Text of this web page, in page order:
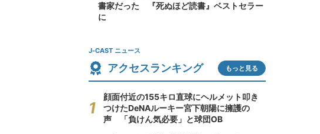
書家だった 『死ぬほど読書』ベストセラー
に
J-CAST ニュース
アクセスランキング もっと見る
顔面付近の155キロ直球にヘルメット叩き
つけたDeNAルーキー宮下朝陽に擁護の
声 「負けん気必要」と球団OB